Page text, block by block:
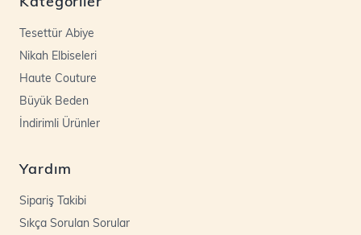
Tesettür Abiye
Nikah Elbiseleri
Haute Couture
Büyük Beden
İndirimli Ürünler
Yardım
Sipariş Takibi
Sıkça Sorulan Sorular